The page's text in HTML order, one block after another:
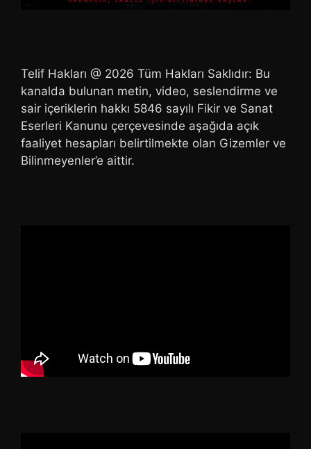
Telif Hakları @ 2026 Tüm Hakları Saklıdır: Bu
kanalda bulunan metin, video, seslendirme ve
sair içeriklerin hakkı 5846 sayılı Fikir ve Sanat
Eserleri Kanunu çerçevesinde aşağıda açık
faaliyet hesapları belirtilmekte olan Gizemler ve
Bilinmeyenler’e aittir.